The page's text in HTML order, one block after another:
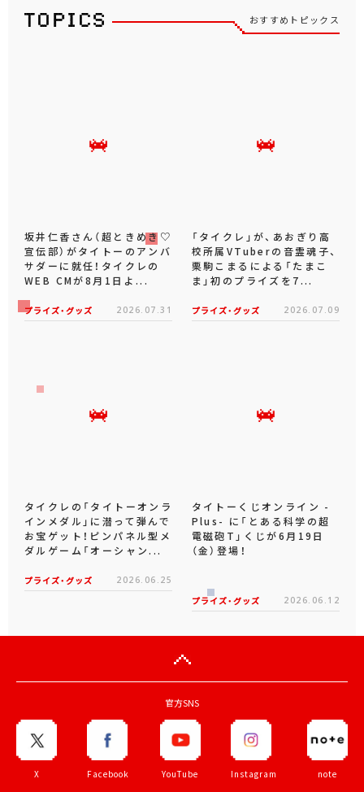
おすすめトピックス
坂井仁香さん（超ときめき♡
宣伝部）がタイトーのアンバ
サダーに就任！タイクレの
WEB CMが8月1日よ...
プライズ・グッズ 2026.07.31
「タイクレ」が、あおぎり高
校所属VTuberの音霊魂子、
栗駒こまるによる「たまこ
ま」初のプライズを7...
プライズ・グッズ 2026.07.09
タイクレの「タイトーオンラ
インメダル」に潜って弾んで
お宝ゲット！ピンパネル型メ
ダルゲーム「オーシャン...
プライズ・グッズ 2026.06.25
タイトーくじオンライン -
Plus- に「とある科学の超
電磁砲T」くじが6月19日
（金）登場！
プライズ・グッズ 2026.06.12
官方SNS
X Facebook YouTube Instagram note